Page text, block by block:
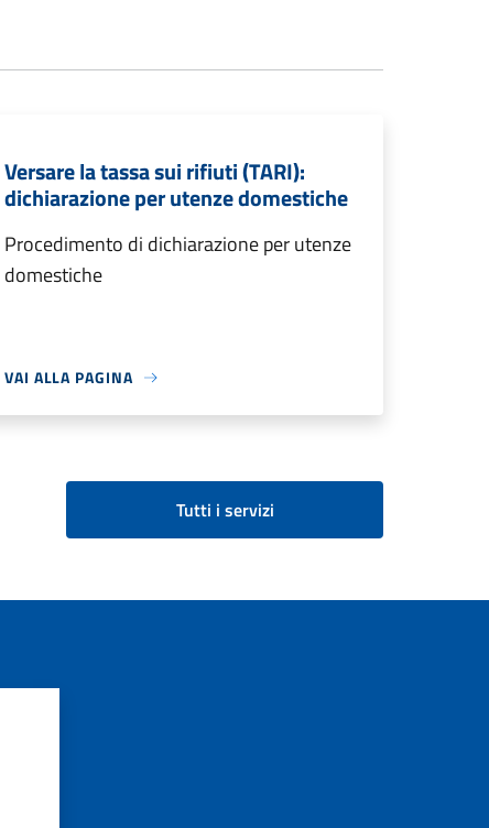
Versare la tassa sui rifiuti (TARI):
dichiarazione per utenze domestiche
Procedimento di dichiarazione per utenze
domestiche
VAI ALLA PAGINA
Tutti i servizi